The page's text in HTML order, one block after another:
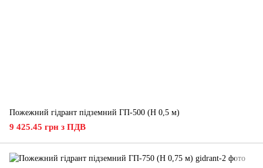
Пожежний гідрант підземний ГП-500 (H 0,5 м)
9 425.45 грн з ПДВ